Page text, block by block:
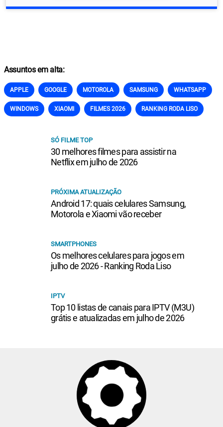
Assuntos em alta:
APPLE GOOGLE MOTOROLA SAMSUNG WHATSAPP
WINDOWS XIAOMI FILMES 2026 RANKING RODA LISO
SÓ FILME TOP
30 melhores filmes para assistir na
Netflix em julho de 2026
PRÓXIMA ATUALIZAÇÃO
Android 17: quais celulares Samsung,
Motorola e Xiaomi vão receber
SMARTPHONES
Os melhores celulares para jogos em
julho de 2026 - Ranking Roda Liso
IPTV
Top 10 listas de canais para IPTV (M3U)
grátis e atualizadas em julho de 2026